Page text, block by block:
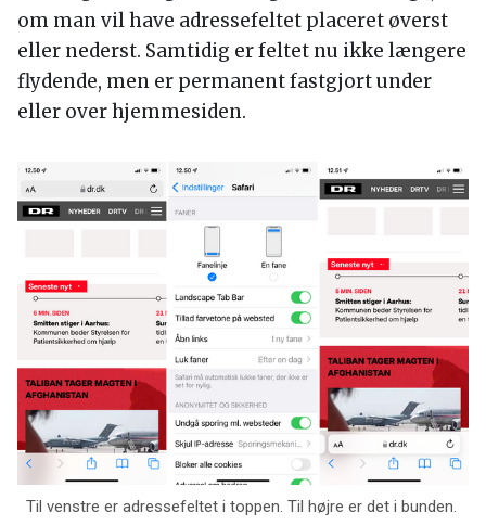
om man vil have adressefeltet placeret øverst
eller nederst. Samtidig er feltet nu ikke længere
flydende, men er permanent fastgjort under
eller over hjemmesiden.
Til venstre er adressefeltet i toppen. Til højre er det i bunden.